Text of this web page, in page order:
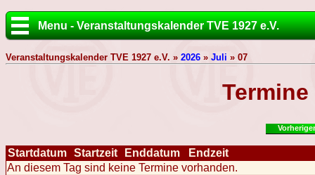
Menu - Veranstaltungskalender TVE 1927 e.V.
Veranstaltungskalender TVE 1927 e.V. » 2026 » Juli » 07
Termine
Startdatum Startzeit Enddatum
Endzeit
An diesem Tag sind keine Termine vorhanden.